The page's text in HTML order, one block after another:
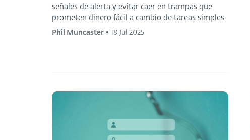
señales de alerta y evitar caer en trampas que
prometen dinero fácil a cambio de tareas simples
Phil Muncaster • 18 Jul 2025